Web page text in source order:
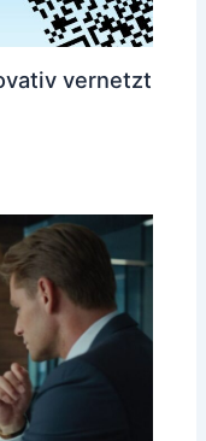
vernetzt